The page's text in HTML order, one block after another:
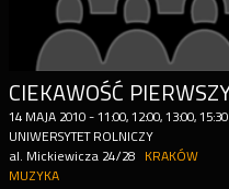
14 MAJA 2010 -11:00, 12:00, 13:00, 15:30
UNIWERSYTET ROLNICZY
al. Mickiewicza 24/28
KRAKÓW
MUZYKA